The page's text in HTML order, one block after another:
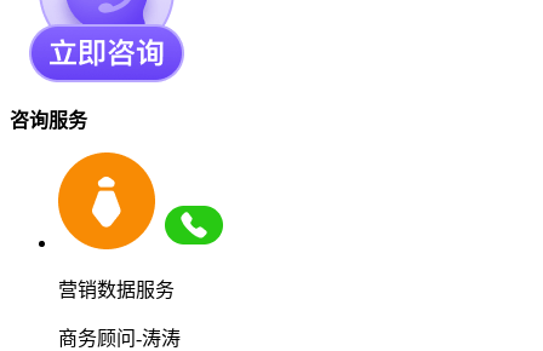
咨询服务
营销数据服务
商务顾问-涛涛